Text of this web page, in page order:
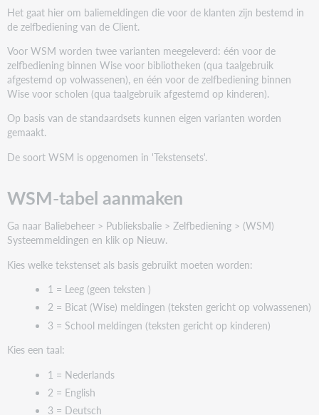
Het gaat hier om baliemeldingen die voor de klanten zijn bestemd in
de zelfbediening van de Client.
Voor WSM worden twee varianten meegeleverd: één voor de
zelfbediening binnen Wise voor bibliotheken (qua taalgebruik
afgestemd op volwassenen), en één voor de zelfbediening binnen
Wise voor scholen (qua taalgebruik afgestemd op kinderen).
Op basis van de standaardsets kunnen eigen varianten worden
gemaakt.
De soort WSM is opgenomen in 'Tekstensets'.
WSM-tabel aanmaken
Ga naar Baliebeheer > Publieksbalie > Zelfbediening > (WSM)
Systeemmeldingen en klik op Nieuw.
Kies welke tekstenset als basis gebruikt moeten worden:
1 = Leeg (geen teksten )
2 = Bicat (Wise) meldingen (teksten gericht op volwassenen)
3 = School meldingen (teksten gericht op kinderen)
Kies een taal:
1 = Nederlands
2 = English
3 = Deutsch